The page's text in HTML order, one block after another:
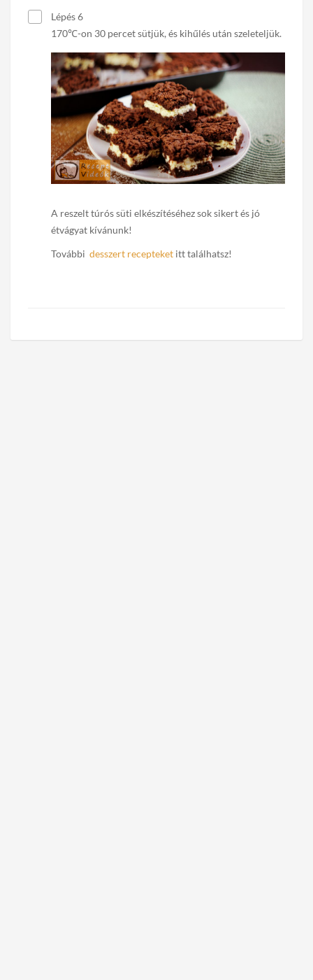
Lépés 6
170℃-on 30 percet sütjük, és kihűlés után szeleteljük.
A reszelt túrós süti elkészítéséhez sok sikert és jó
étvágyat kívánunk!
További desszert recepteket itt találhatsz!